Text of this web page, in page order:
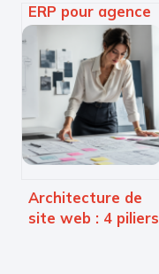
ERP pour agence
de communication
: 5 leviers pour
sécuriser vos
marges et
booster la
créativité
Architecture de
site web : 4 piliers